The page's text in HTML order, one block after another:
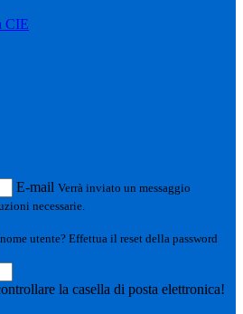
CIE
E-mail Verrà inviato un messaggio
necessarie.
utente? Effettua il reset della password
la casella di posta elettronica!